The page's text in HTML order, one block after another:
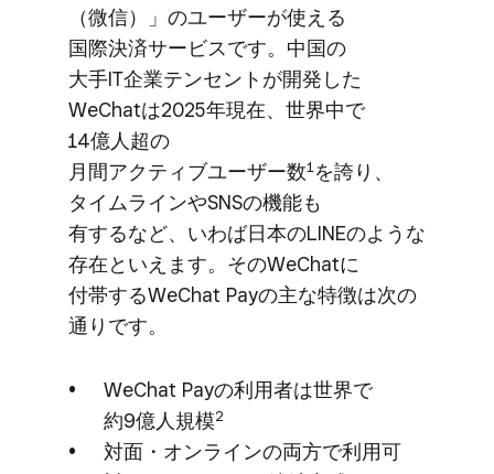
（微信）」の​ユーザーが​使える​
国際決済サービスです。​中国の​
大手IT企業テンセントが​開発した​
WeChatは​2025年現在、​世界中で​
14億人超の​
月間アクティブユーザー数1 を​誇り、​
タイムラインや​SNSの​機能も​
有するなど、​いわば​日本の​LINEのような​
存在と​いえます。​その​WeChatに​
付帯する​WeChat Payの​主な​特徴は​次の​
通りです。
WeChat Payの​利用者は​世界で​
約9億人規模2
対面・オンラインの​両方で​利用可